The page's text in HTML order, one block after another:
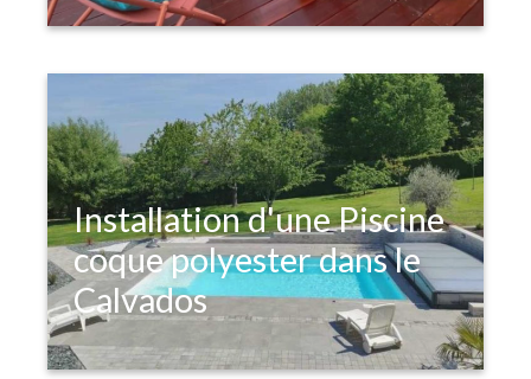
Installation d'une Piscine
coque polyester dans le
Calvados